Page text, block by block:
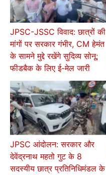
JPSC-JSSC विवाद: छात्रों की
मांगों पर सरकार गंभीर, CM हेमंत
के सामने मुद्दे रखेंगे सुदिव्य सोनू;
फीडबैक के लिए ई-मेल जारी
JPSC आंदोलन: सरकार और
देवेंद्रनाथ महतो गुट के 8
सदस्यीय छात्र प्रतिनिधिमंडल के